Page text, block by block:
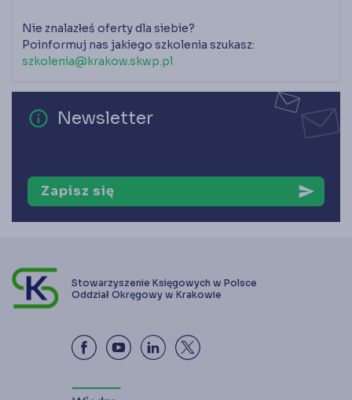
Nie znalazłeś oferty dla siebie?
Poinformuj nas jakiego szkolenia szukasz:
szkolenia@krakow.skwp.pl
error_outline Newsletter
Zapisz się send
Stowarzyszenie Księgowych w Polsce
Oddział Okręgowy w Krakowie